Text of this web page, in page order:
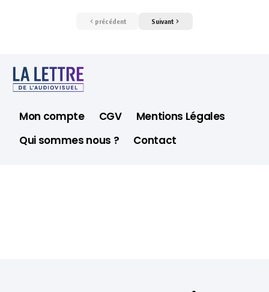
précédent Suivant
Mon compte CGV
Mentions Légales
Qui sommes nous ?
Contact